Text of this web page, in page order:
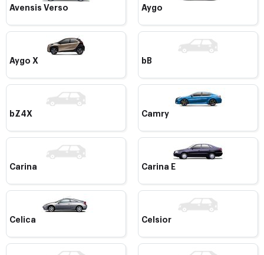
Avensis Verso Aygo
Aygo X bB
bZ4X Camry
Carina Carina E
Celica Celsior